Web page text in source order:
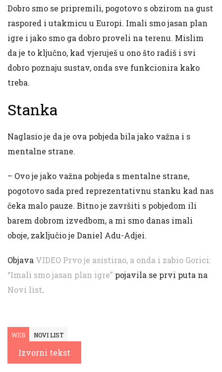
Dobro smo se pripremili, pogotovo s obzirom na gust
raspored i utakmicu u Europi. Imali smo jasan plan
igre i jako smo ga dobro proveli na terenu. Mislim
da je to ključno, kad vjeruješ u ono što radiš i svi
dobro poznaju sustav, onda sve funkcionira kako
treba.
Stanka
Naglasio je da je ova pobjeda bila jako važna i s
mentalne strane.
– Ovo je jako važna pobjeda s mentalne strane,
pogotovo sada pred reprezentativnu stanku kad nas
čeka malo pauze. Bitno je završiti s pobjedom ili
barem dobrom izvedbom, a mi smo danas imali
oboje, zaključio je Daniel Adu-Adjei.
Objava VIDEO Prvo je asistirao, a onda i zabio Gorici:
“Imali smo jasan plan igre” pojavila se prvi puta na
Novi list.
WEB NOVI LIST
Izvorni tekst